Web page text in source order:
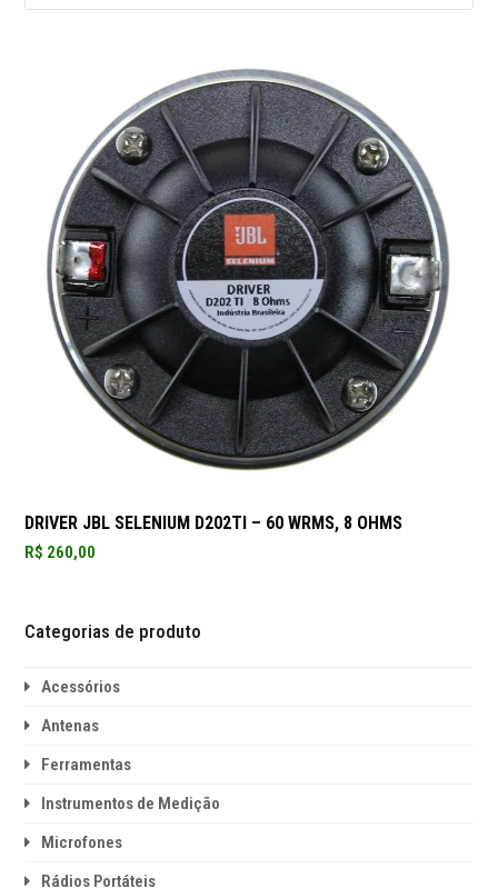
DRIVER JBL SELENIUM D202TI – 60 WRMS, 8 OHMS
R$ 260,00
Categorias de produto
Acessórios
Antenas
Ferramentas
Instrumentos de Medição
Microfones
Rádios Portáteis